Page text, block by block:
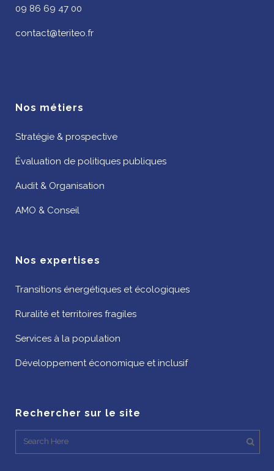
09 86 69 47 00
contact@teriteo.fr
Nos métiers
Stratégie & prospective
Évaluation de politiques publiques
Audit & Organisation
AMO & Conseil
Nos expertises
Transitions énergétiques et écologiques
Ruralité et territoires fragiles
Services à la population
Développement économique et inclusif
Rechercher sur le site